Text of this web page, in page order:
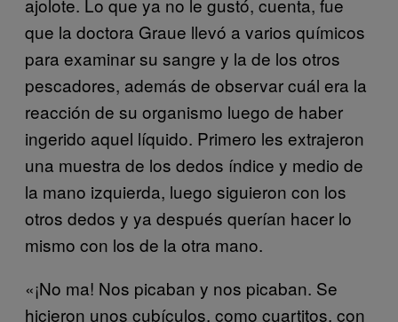
que la doctora Graue llevó a varios químicos
para examinar su sangre y la de los otros
pescadores, además de observar cuál era la
reacción de su organismo luego de haber
ingerido aquel líquido. Primero les extrajeron
una muestra de los dedos índice y medio de
la mano izquierda, luego siguieron con los
otros dedos y ya después querían hacer lo
mismo con los de la otra mano.
«¡No ma! Nos picaban y nos picaban. Se
hicieron unos cubículos, como cuartitos, con